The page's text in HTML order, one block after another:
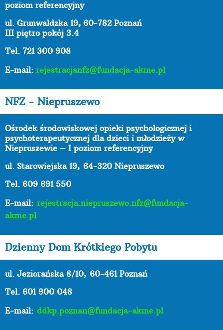
poziom referencyjny
ul. Grunwaldzka 19, 60-782 Poznań
III piętro pokój 3.4
Tel. 721 300 908
E-mail: rejestracjanfz@fundacja-akme.pl
NFZ - Niepruszewo
Ośrodek środowiskowej opieki psychologicznej i
psychoterapeutycznej dla dzieci i młodzieży w
Niepruszewie – I poziom referencyjny
ul. Starowiejska 19, 64-320 Niepruszewo
Tel. 609 691 550
E-mail: rejestracja.niepruszewo.nfz@fundacja-
akme.pl
Dzienny Dom Krótkiego Pobytu
ul. Jeziorańska 8/10, 60-461 Poznań
Tel. 601 900 048
E-mail: ddkp.poznan@fundacja-akme.pl